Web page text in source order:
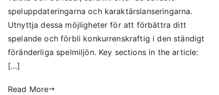
speluppdateringarna och karaktärslanseringarna.
Utnyttja dessa möjligheter för att förbättra ditt
spelande och förbli konkurrenskraftig i den ständigt
föränderliga spelmiljön. Key sections in the article:
[…]
Read More